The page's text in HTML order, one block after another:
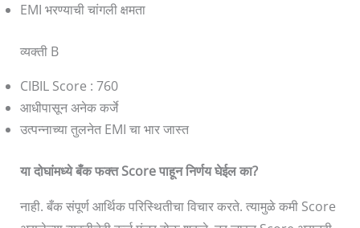
EMI भरण्याची चांगली क्षमता
व्यक्ती B
CIBIL Score : 760
आधीपासून अनेक कर्जे
उत्पन्नाच्या तुलनेत EMI चा भार जास्त
या दोघांमध्ये बँक फक्त Score पाहून निर्णय घेईल का?
नाही. बँक संपूर्ण आर्थिक परिस्थितीचा विचार करते. त्यामुळे कमी Score